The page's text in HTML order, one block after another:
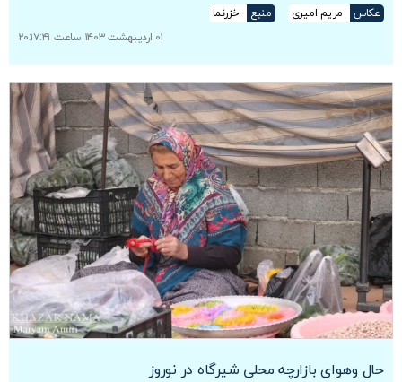
عکاس مریم امیری منبع
خزرنما
۰۱ اردیبهشت ۱۴۰۳ ساعت ۲۰:۱۷:۴۱
حال وهوای بازارچه محلی شیرگاه در نوروز